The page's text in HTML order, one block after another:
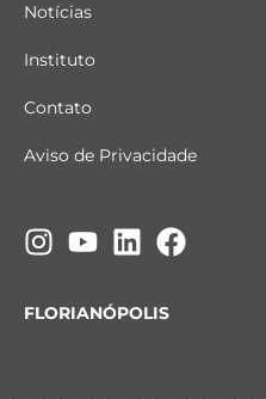
Notícias
Instituto
Contato
Aviso de Privacidade
FLORIANÓPOLIS